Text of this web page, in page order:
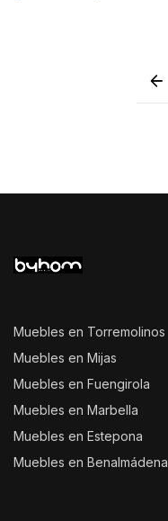
Muebles en Torremolinos
Muebles en Mijas
Muebles en Fuengirola
Muebles en Marbella
Muebles en Estepona
Muebles en Benalmádena